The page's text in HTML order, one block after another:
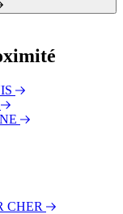
CHER